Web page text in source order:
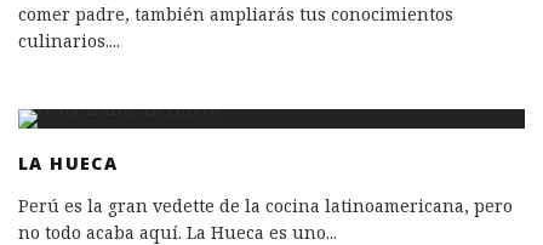
comer padre, también ampliarás tus conocimientos
culinarios....
LA HUECA
Perú es la gran vedette de la cocina latinoamericana, pero
no todo acaba aquí. La Hueca es uno...